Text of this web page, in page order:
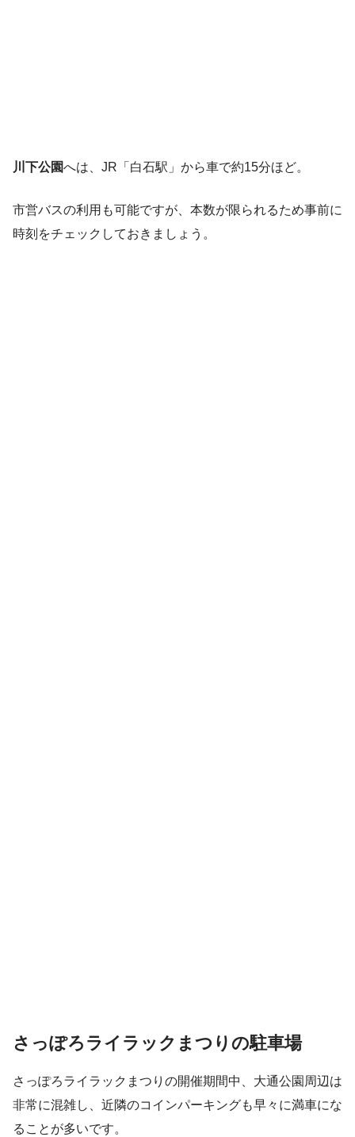
川下公園へは、JR「白石駅」から車で約15分ほど。
市営バスの利用も可能ですが、本数が限られるため事前に
時刻をチェックしておきましょう。
さっぽろライラックまつりの駐車場
さっぽろライラックまつりの開催期間中、大通公園周辺は
非常に混雑し、近隣のコインパーキングも早々に満車にな
ることが多いです。